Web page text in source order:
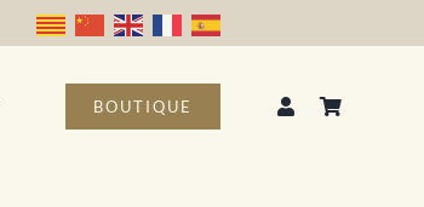
BOUTIQUE